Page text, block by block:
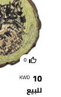
0
10
KWD
للبيع